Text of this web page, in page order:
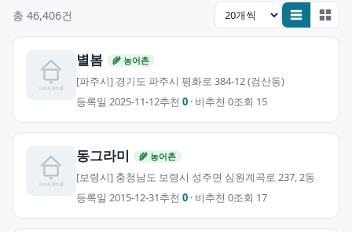
총 46,406건
별봄 🌾 농어촌
[파주시] 경기도 파주시 평화로 384-12 (검산동)
등록일 2025-11-12추천 0 · 비추천 0조회 15
동그라미 🌾 농어촌
[보령시] 충청남도 보령시 성주면 심원계곡로 237, 2동
등록일 2015-12-31추천 0 · 비추천 0조회 17